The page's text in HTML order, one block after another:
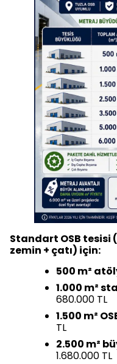
Standart OSB tesisi
zemin + çatı) için:
500 m²
1.000 m²
680.000 TL
1.500 m²
TL
2.500 m²
1.680.000 TL